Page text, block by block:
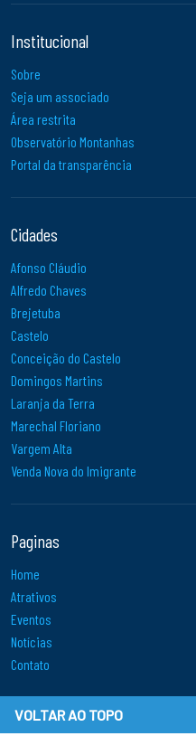
Institucional
Sobre
Seja um associado
Área restrita
Observatório Montanhas
Portal da transparência
Cidades
Afonso Cláudio
Alfredo Chaves
Brejetuba
Castelo
Conceição do Castelo
Domingos Martins
Laranja da Terra
Marechal Floriano
Vargem Alta
Venda Nova do Imigrante
Paginas
Home
Atrativos
Eventos
Notícias
Contato
VOLTAR AO TOPO